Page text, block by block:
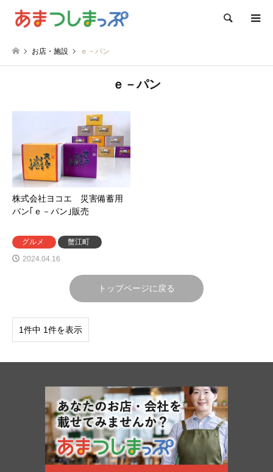
検索
お店・施設 ｅ－パン
ｅ－パン
株式会社ヨコエ 災害備蓄用
パン｢ｅ－パン｣販売
グルメ
蟹江町
2024.04.16
トップページに戻る
1件中 1件を表示